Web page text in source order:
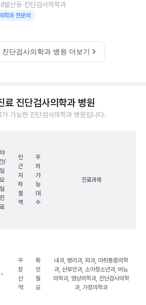
발산동 진단검사의학과
학과 전문의
진단검사의학과 병원 더보기
료 진단검사의학과 병원
가능한 진단검사의학과 병원입니다.
야
/
일
요
일
진
료
인
근
지
하
철
역
주
차
가
능
대
수
진료과목
-
우
장
산
역
확
인
필
요
내과, 병리과, 외과, 마취통증의학
과, 산부인과, 소아청소년과, 비뇨
의학과, 영상의학과, 진단검사의학
과, 가정의학과